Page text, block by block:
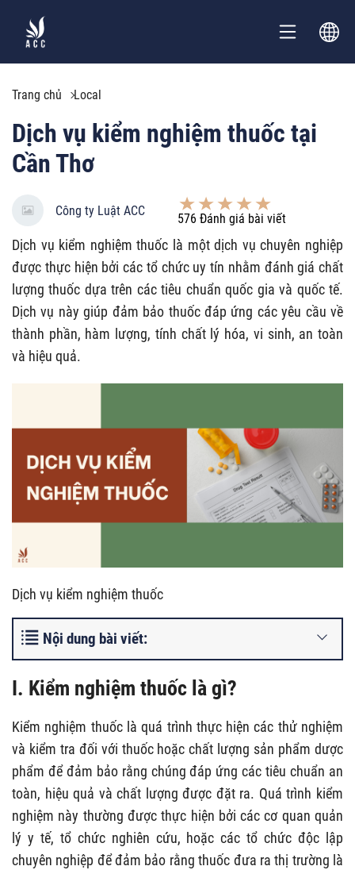
Trang chủ Local
Dịch vụ kiểm nghiệm thuốc tại
Cần Thơ
Công ty Luật ACC
576 Đánh giá bài viết
Dịch vụ kiểm nghiệm thuốc là một dịch vụ chuyên nghiệp
được thực hiện bởi các tổ chức uy tín nhằm đánh giá chất
lượng thuốc dựa trên các tiêu chuẩn quốc gia và quốc tế.
Dịch vụ này giúp đảm bảo thuốc đáp ứng các yêu cầu về
thành phần, hàm lượng, tính chất lý hóa, vi sinh, an toàn
và hiệu quả.
Dịch vụ kiểm nghiệm thuốc
Nội dung bài viết:
I. Kiểm nghiệm thuốc là gì?
Kiểm nghiệm thuốc là quá trình thực hiện các thử nghiệm
và kiểm tra đối với thuốc hoặc chất lượng sản phẩm dược
phẩm để đảm bảo rằng chúng đáp ứng các tiêu chuẩn an
toàn, hiệu quả và chất lượng được đặt ra. Quá trình kiểm
nghiệm này thường được thực hiện bởi các cơ quan quản
lý y tế, tổ chức nghiên cứu, hoặc các tổ chức độc lập
chuyên nghiệp để đảm bảo rằng thuốc đưa ra thị trường là